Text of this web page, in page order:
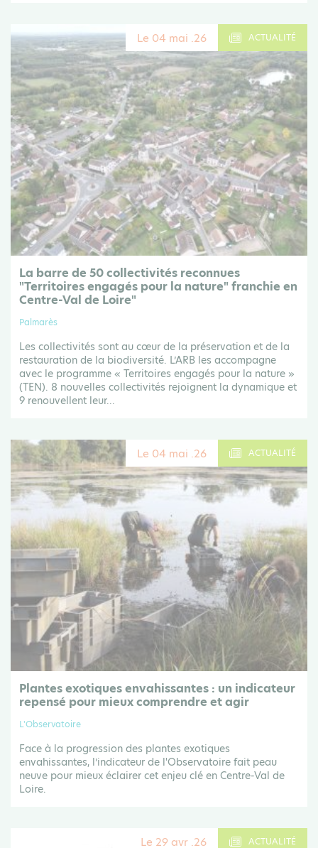
Le 04 mai .26 ACTUALITÉ
La barre de 50 collectivités reconnues
"Territoires engagés pour la nature" franchie en
Centre-Val de Loire"
Palmarès
Les collectivités sont au cœur de la préservation et de la
restauration de la biodiversité. L’ARB les accompagne
avec le programme « Territoires engagés pour la nature »
(TEN). 8 nouvelles collectivités rejoignent la dynamique et
9 renouvellent leur...
Le 04 mai .26 ACTUALITÉ
Plantes exotiques envahissantes : un indicateur
repensé pour mieux comprendre et agir
L'Observatoire
Face à la progression des plantes exotiques
envahissantes, l’indicateur de l'Observatoire fait peau
neuve pour mieux éclairer cet enjeu clé en Centre-Val de
Loire.
Le 29 avr .26 ACTUALITÉ